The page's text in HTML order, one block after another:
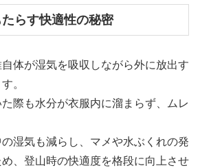
らす快適性の秘密
体が湿気を吸収しながら外に放出す
。
際も水分が衣服内に溜まらず、ムレ
湿気も減らし、マメや水ぶくれの発
、登山時の快適度を格段に向上させ